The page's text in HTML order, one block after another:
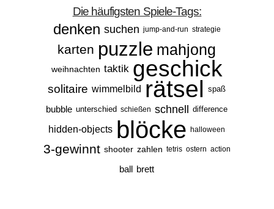
Die häufigsten Spiele-Tags:
denken suchen jump-and-run strategie
karten puzzle mahjong
weihnachten taktik geschick
solitaire wimmelbild rätsel spaß
bubble unterschied schießen schnell difference
hidden-objects blöcke halloween
3-gewinnt shooter zahlen tetris ostern action
ball brett